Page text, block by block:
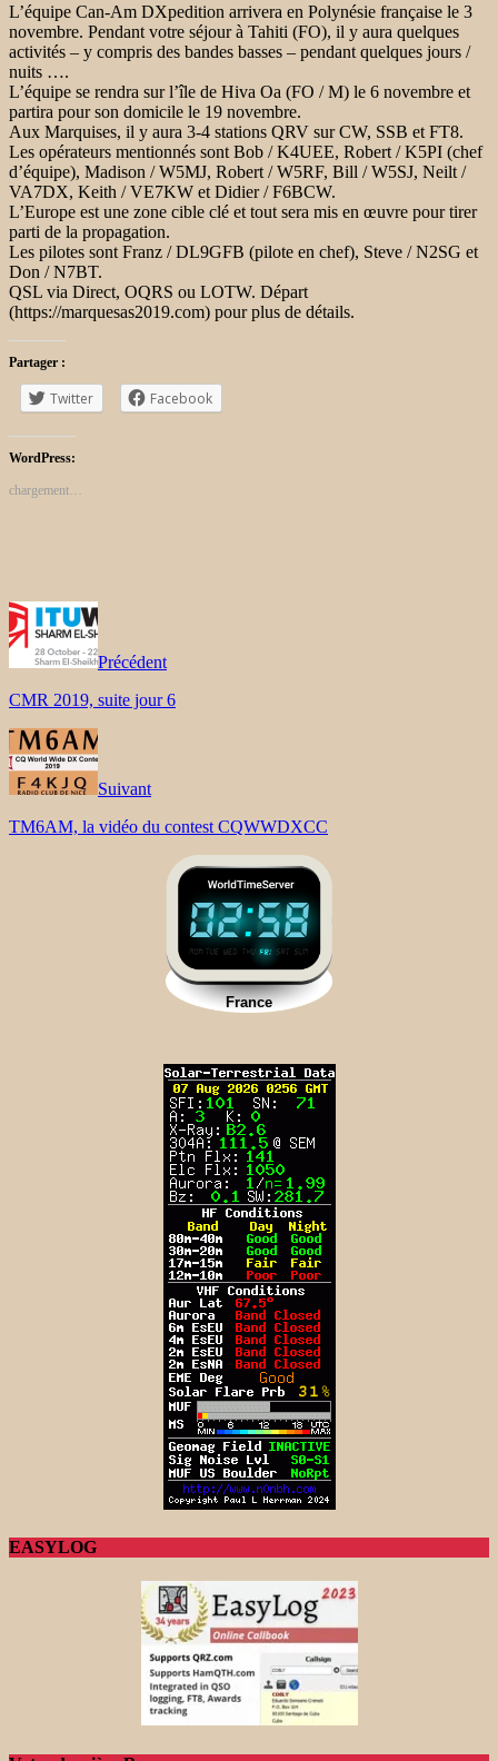
L’équipe Can-Am DXpedition arrivera en Polynésie française le 3
novembre. Pendant votre séjour à Tahiti (FO), il y aura quelques
activités – y compris des bandes basses – pendant quelques jours /
nuits ….
L’équipe se rendra sur l’île de Hiva Oa (FO / M) le 6 novembre et
partira pour son domicile le 19 novembre.
Aux Marquises, il y aura 3-4 stations QRV sur CW, SSB et FT8.
Les opérateurs mentionnés sont Bob / K4UEE, Robert / K5PI (chef
d’équipe), Madison / W5MJ, Robert / W5RF, Bill / W5SJ, Neilt /
VA7DX, Keith / VE7KW et Didier / F6BCW.
L’Europe est une zone cible clé et tout sera mis en œuvre pour tirer
parti de la propagation.
Les pilotes sont Franz / DL9GFB (pilote en chef), Steve / N2SG et
Don / N7BT.
QSL via Direct, OQRS ou LOTW. Départ
(https://marquesas2019.com) pour plus de détails.
Partager :
Twitter Facebook
WordPress:
chargement…
Précédent
CMR 2019, suite jour 6
Suivant
TM6AM, la vidéo du contest CQWWDXCC
EASYLOG